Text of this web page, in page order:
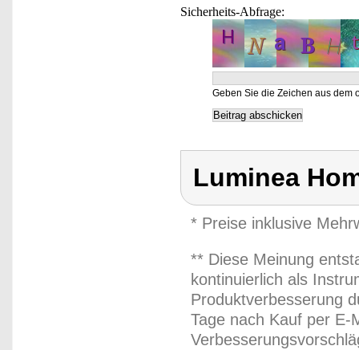
Sicherheits-Abfrage:
Geben Sie die Zeichen aus dem
Luminea
* Preise inklusive
** Diese Meinung
kontinuierlich als
Produktverbesserung
Tage nach Kauf per E-